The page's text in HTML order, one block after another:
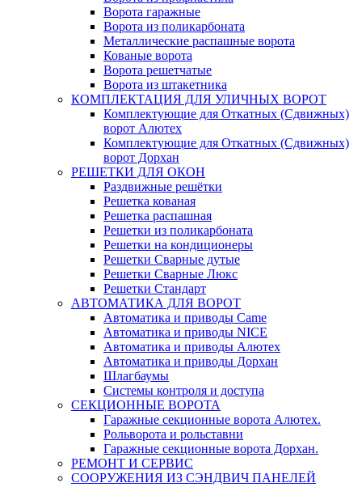
Ворота гаражные
Ворота из поликарбоната
Металлические распашные ворота
Кованые ворота
Ворота решетчатые
Ворота из штакетника
КОМПЛЕКТАЦИЯ ДЛЯ УЛИЧНЫХ ВОРОТ
Комплектующие для Откатных (Сдвижных)
ворот Алютех
Комплектующие для Откатных (Сдвижных)
ворот Дорхан
РЕШЕТКИ ДЛЯ ОКОН
Раздвижные решётки
Решетка кованая
Решетка распашная
Решетки из поликарбоната
Решетки на кондиционеры
Решетки Сварные дутые
Решетки Сварные Люкс
Решетки Стандарт
АВТОМАТИКА ДЛЯ ВОРОТ
Автоматика и приводы Came
Автоматика и приводы NICE
Автоматика и приводы Алютех
Автоматика и приводы Дорхан
Шлагбаумы
Системы контроля и доступа
СЕКЦИОННЫЕ ВОРОТА
Гаражные секционные ворота Алютех.
Рольворота и рольставни
Гаражные секционные ворота Дорхан.
РЕМОНТ И СЕРВИС
СООРУЖЕНИЯ ИЗ СЭНДВИЧ ПАНЕЛЕЙ